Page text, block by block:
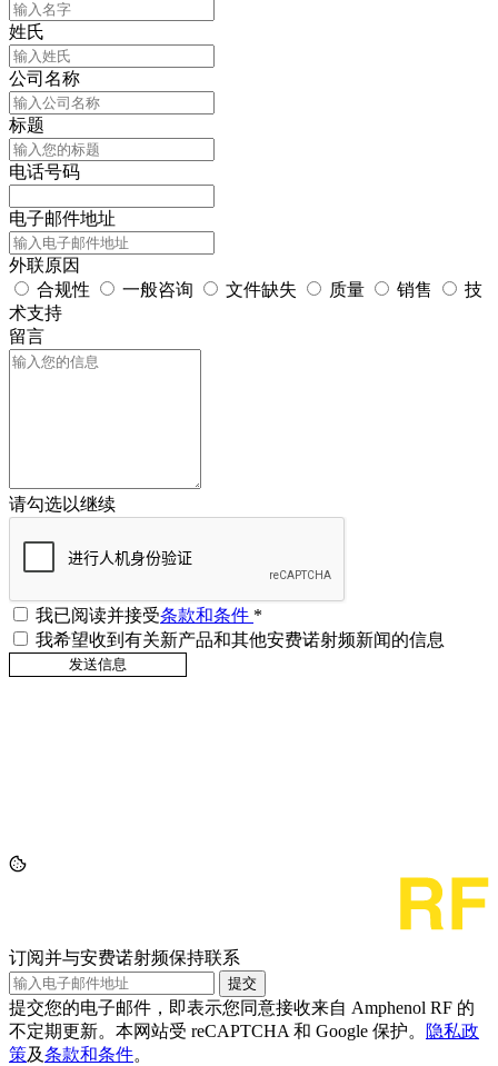
姓氏
公司名称
标题
电话号码
电子邮件地址
外联原因
合规性
一般咨询 文件缺失 质量 销售
技
术支持
留言
请勾选以继续
我已阅读并接受条款和条件 *
我希望收到有关新产品和其他安费诺射频新闻的信息
订阅并与安费诺射频保持联系
提交
提交您的电子邮件，即表示您同意接收来自 Amphenol RF 的
不定期更新。本网站受 reCAPTCHA 和 Google 保护。
隐私政
策及条款和条件。